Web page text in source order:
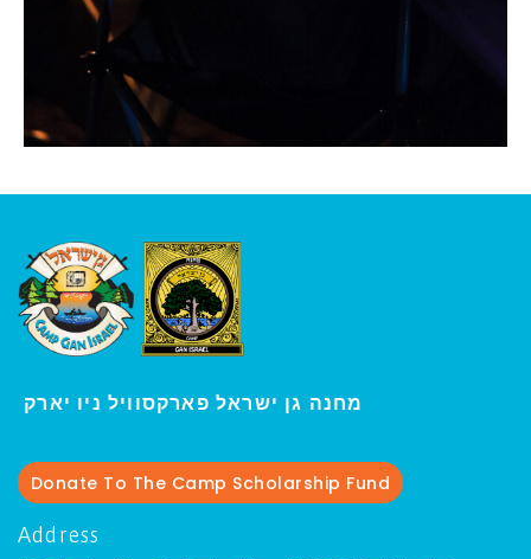
מחנה גן ישראל פארקסוויל ני
Donate To The Camp Scholarship Fund
Address